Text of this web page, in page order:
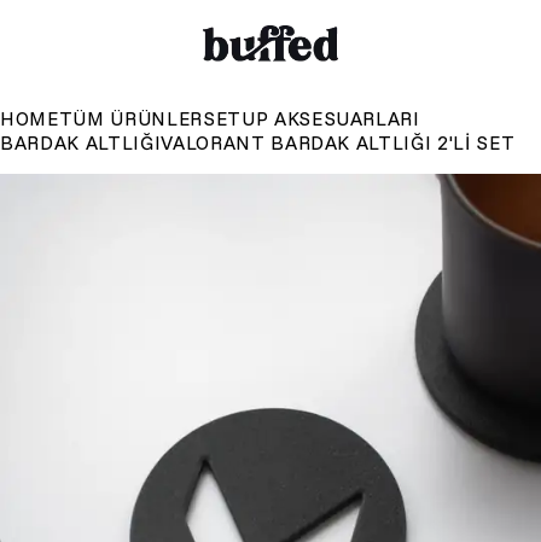
HOMETÜM ÜRÜNLERSETUP AKSESUARLARI
BARDAK ALTLIĞIVALORANT BARDAK ALTLIĞI 2'LI SET